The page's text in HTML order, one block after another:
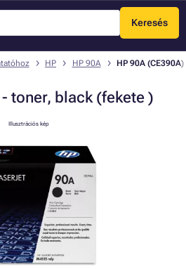
Keresés
Menü
HP HP 90A HP 90A
- toner, black (fekete )
Illusztrációs kép